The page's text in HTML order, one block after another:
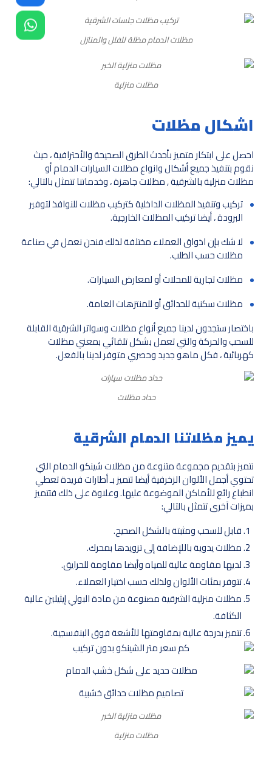
مظلات الدمام مظلة للفلل والمنازل
مظلات منزلية
اشكال مظلات
احصل على ابتكار متميز بأحدث الطرق الصحيحة والأحترافية ، حيث
نقوم بتنفيذ جميع أشكال وانواع مظلات السيارات الدمام أو
مظلات منزلية بالشرقية , مظلات جاهزة ، وخدماتنا تتمثل بالتالي:
تركيب وتنفيذ المظلات الداخلية كتركيب مظلات للنوافذ لتوفير
البرودة ، أيضا تركيب المظلات الخارجية.
لا شك بإن اذواق العملاء مختلفة لذلك فنحن نعمل في صناعة
مظلات حسب الطلب.
مظلات تجارية للمحلات أو لمعارض السيارات.
مظلات سكنية للحدائق أو للمنتزهات العامة.
باختصار ستجدون لدينا جميع أنواع مظلات وسواتر الشرقية القابلة
للسحب والحركة والتي تعمل بشكل تلقائي بمعني مظلات
كهربائية ، فكل ماهو جديد وحصري متوفر لدينا بالفعل.
حداد مظلات
يميز مظلاتنا الدمام الشرقية
نتميز بتقديم مجموعة متنوعة من مظلات شينكو الدمام التي
تحتوي أجمل الألوان الزخرفية أيضا تتميز بـ أطارات فريدة تعطي
انطباع رائع للأماكن الموضوعة عليها. وعلاوة على ذلك فتتميز
بميزات آخرى تتمثل بالتالي:
قابل للسحب ومثبتة بالشكل الصحيح.
مظلات يدوية باللإضافة إلى تزويدها بمحرك.
لديها مقاومة عالية للمياه وأيضا مقاومة للحرايق.
تتوفر بمئات الألوان ولذلك حسب اختيار العملاء.
مظلات منزلية الشرقية مصنوعة من مادة البولي إيثيلين عالية
الكثافة.
تتميز بدرجة عالية بمقاومتها للأشعة فوق البنفسجية.
مظلات منزلية